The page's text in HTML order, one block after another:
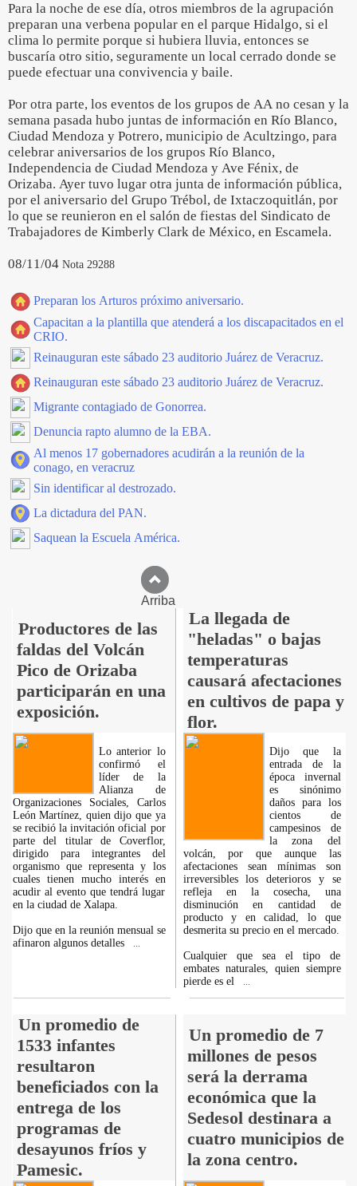
Para la noche de ese día, otros miembros de la agrupación
preparan una verbena popular en el parque Hidalgo, si el
clima lo permite porque si hubiera lluvia, entonces se
buscaría otro sitio, seguramente un local cerrado donde se
puede efectuar una convivencia y baile.
Por otra parte, los eventos de los grupos de AA no cesan y la
semana pasada hubo juntas de información en Río Blanco,
Ciudad Mendoza y Potrero, municipio de Acultzingo, para
celebrar aniversarios de los grupos Río Blanco,
Independencia de Ciudad Mendoza y Ave Fénix, de
Orizaba. Ayer tuvo lugar otra junta de información pública,
por el aniversario del Grupo Trébol, de Ixtaczoquitlán, por
lo que se reunieron en el salón de fiestas del Sindicato de
Trabajadores de Kimberly Clark de México, en Escamela.
08/11/04 Nota 29288
Preparan los Arturos próximo aniversario.
Capacitan a la plantilla que atenderá a los discapacitados en el
CRIO.
Reinauguran este sábado 23 auditorio Juárez de Veracruz.
Reinauguran este sábado 23 auditorio Juárez de Veracruz.
Migrante contagiado de Gonorrea.
Denuncia rapto alumno de la EBA.
Al menos 17 gobernadores acudirán a la reunión de la
conago, en veracruz
Sin identificar al destrozado.
La dictadura del PAN.
Saquean la Escuela América.
Arriba
Productores de las
faldas del Volcán
Pico de Orizaba
participarán en una
exposición.
La llegada de
"heladas" o bajas
temperaturas
causará afectaciones
en cultivos de papa y
flor.
Lo anterior lo
confirmó el
líder de la
Alianza de
Organizaciones Sociales, Carlos
León Martínez, quien dijo que ya
se recibió la invitación oficial por
parte del titular de Coverflor,
dirigido para integrantes del
organismo que representa y los
cuales tienen mucho interés en
acudir al evento que tendrá lugar
en la ciudad de Xalapa.
Dijo que en la reunión mensual se
afinaron algunos detalles
Dijo que la
entrada de la
época invernal
es sinónimo
daños para los
cientos de
campesinos de
la zona del
volcán, por que aunque las
afectaciones sean mínimas son
irreversibles los deterioros y se
refleja en la cosecha, una
disminución en cantidad de
producto y en calidad, lo que
desmerita su precio en el mercado.
Cualquier que sea el tipo de
embates naturales, quien siempre
pierde es el
Un promedio de
1533 infantes
resultaron
beneficiados con la
entrega de los
programas de
desayunos fríos y
Pamesic.
Un promedio de 7
millones de pesos
será la derrama
económica que la
Sedesol destinara a
cuatro municipios de
la zona centro.